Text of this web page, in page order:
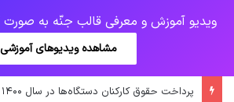
ویدیو آموزش و معرفی قالب جنّه به صورت کامل
مشاهده ویدیوهای آموزشی